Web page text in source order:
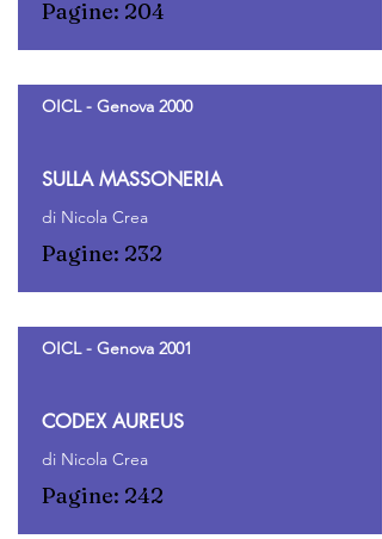
Pagine: 204
OICL - Genova 2000
SULLA MASSONERIA
di Nicola Crea
Pagine: 232
OICL - Genova 2001
CODEX AUREUS
di Nicola Crea
Pagine: 242